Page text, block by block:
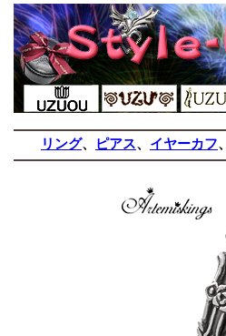
リング、 ピアス、 イヤーカフ、